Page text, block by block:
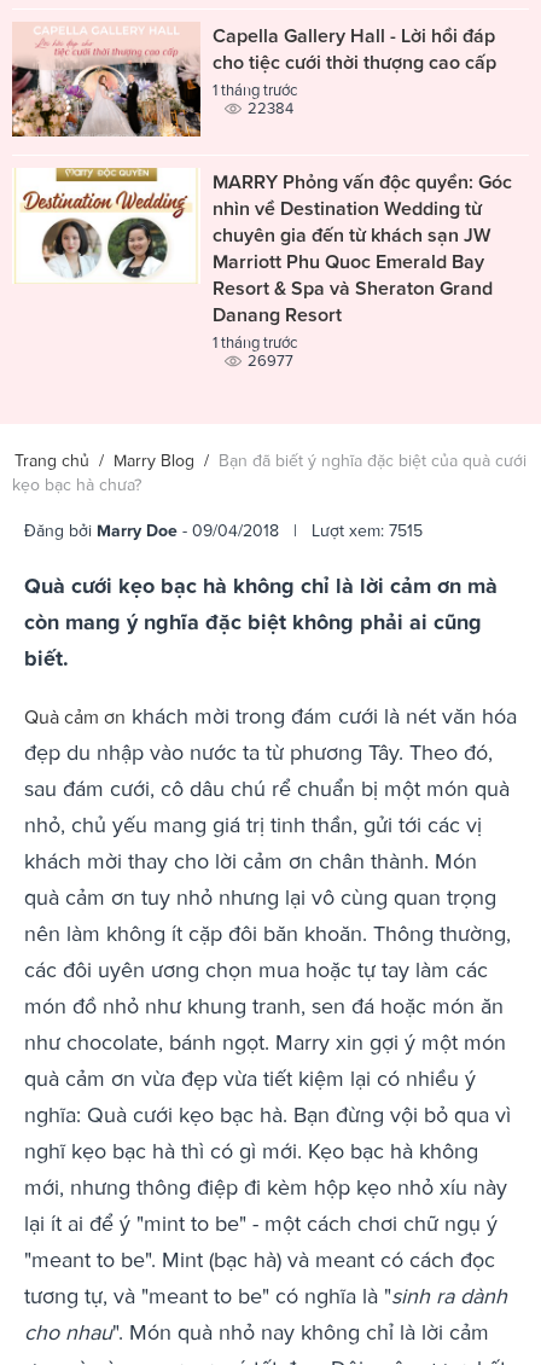
Capella Gallery Hall - Lời hồi đáp
cho tiệc cưới thời thượng cao cấp
1 tháng trước
22384
MARRY Phỏng vấn độc quyền: Góc
nhìn về Destination Wedding từ
chuyên gia đến từ khách sạn JW
Marriott Phu Quoc Emerald Bay
Resort & Spa và Sheraton Grand
Danang Resort
1 tháng trước
26977
Trang chủ / Marry Blog / Bạn đã biết ý nghĩa đặc biệt của quà cưới
kẹo bạc hà chưa?
Đăng bởi Marry Doe - 09/04/2018 | Lượt xem: 7515
Quà cưới kẹo bạc hà không chỉ là lời cảm ơn mà
còn mang ý nghĩa đặc biệt không phải ai cũng
biết.
Quà cảm ơn khách mời trong đám cưới là nét văn hóa
đẹp du nhập vào nước ta từ phương Tây. Theo đó,
sau đám cưới, cô dâu chú rể chuẩn bị một món quà
nhỏ, chủ yếu mang giá trị tinh thần, gửi tới các vị
khách mời thay cho lời cảm ơn chân thành. Món
quà cảm ơn tuy nhỏ nhưng lại vô cùng quan trọng
nên làm không ít cặp đôi băn khoăn. Thông thường,
các đôi uyên ương chọn mua hoặc tự tay làm các
món đồ nhỏ như khung tranh, sen đá hoặc món ăn
như chocolate, bánh ngọt. Marry xin gợi ý một món
quà cảm ơn vừa đẹp vừa tiết kiệm lại có nhiều ý
nghĩa: Quà cưới kẹo bạc hà. Bạn đừng vội bỏ qua vì
nghĩ kẹo bạc hà thì có gì mới. Kẹo bạc hà không
mới, nhưng thông điệp đi kèm hộp kẹo nhỏ xíu này
lại ít ai để ý "mint to be" - một cách chơi chữ ngụ ý
"meant to be". Mint (bạc hà) và meant có cách đọc
tương tự, và "meant to be" có nghĩa là "sinh ra dành
cho nhau". Món quà nhỏ nay không chỉ là lời cảm